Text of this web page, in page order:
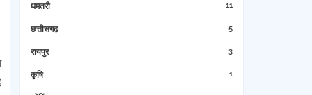
धमतरी 11
छत्तीसगढ़ 5
रायपुर 3
कृषि 1